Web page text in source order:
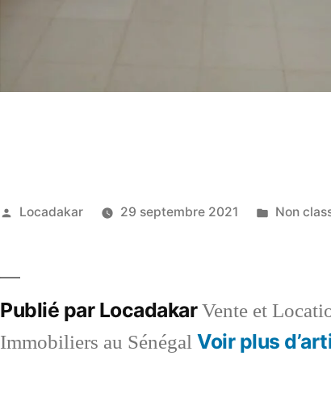
Publié
Locadakar 29 septembre 2021
Publié
Non
Publié par LocadakarVente et
Immobiliers au SénégalVoir plus